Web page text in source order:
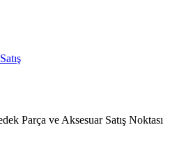
Parça ve Aksesuar Satış Noktası